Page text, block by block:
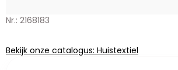
Nr.: 2168183
Bekijk onze catalogus: Huistextiel